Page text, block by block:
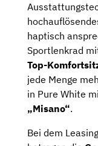
haptisch
Sportlenkrad
Top-
jede Menge
in Pure White
„Misano“.
Bei dem